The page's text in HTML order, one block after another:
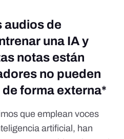
audios de
una IA y
notas están
no pueden
forma externa*
que emplean voces
artificial , han